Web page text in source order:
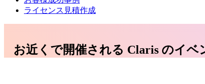
ライセンス見積作成
お近くで開催される Claris のイ